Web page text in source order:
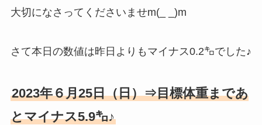
大切になさってくださいませm(_ _)m
さて本日の数値は昨日よりもマイナス0.2㌔でした♪
2023年６月25日（日）⇒目標体重まであ
とマイナス5.9㌔♪